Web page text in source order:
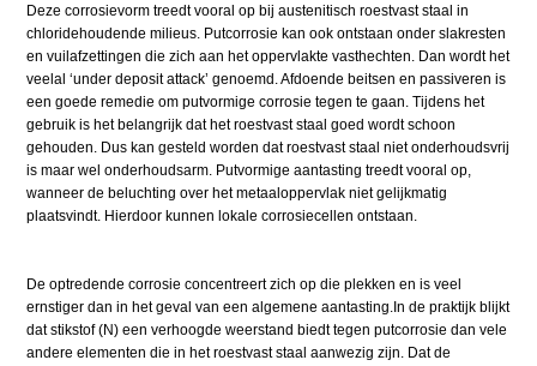
Deze corrosievorm treedt vooral op bij austenitisch roestvast staal in
chloridehoudende milieus. Putcorrosie kan ook ontstaan onder slakresten
en vuilafzettingen die zich aan het oppervlakte vasthechten. Dan wordt het
veelal ‘under deposit attack’ genoemd. Afdoende beitsen en passiveren is
een goede remedie om putvormige corrosie tegen te gaan. Tijdens het
gebruik is het belangrijk dat het roestvast staal goed wordt schoon
gehouden. Dus kan gesteld worden dat roestvast staal niet onderhoudsvrij
is maar wel onderhoudsarm. Putvormige aantasting treedt vooral op,
wanneer de beluchting over het metaaloppervlak niet gelijkmatig
plaatsvindt. Hierdoor kunnen lokale corrosiecellen ontstaan.
De optredende corrosie concentreert zich op die plekken en is veel
ernstiger dan in het geval van een algemene aantasting.In de praktijk blijkt
dat stikstof (N) een verhoogde weerstand biedt tegen putcorrosie dan vele
andere elementen die in het roestvast staal aanwezig zijn. Dat de